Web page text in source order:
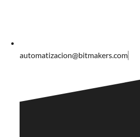
automatizacion@bitmakers.com